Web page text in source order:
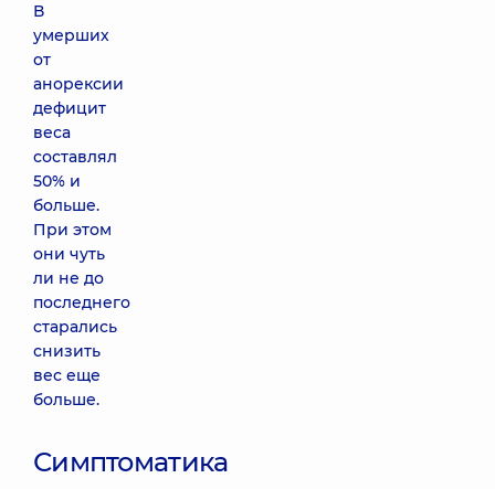
В
умерших
от
анорексии
дефицит
веса
составлял
50% и
больше.
При этом
они чуть
ли не до
последнего
старались
снизить
вес еще
больше.
Симптоматика